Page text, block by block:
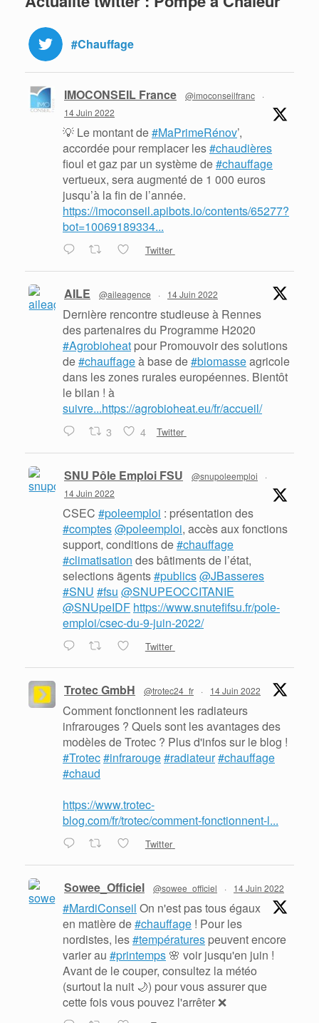
#Chauffage
IMOCONSEIL France @imoconseilfranc
·
14 Juin 2022
💡 Le montant de#MaPrimeRénov’,
accordée pour remplacer les#chaudières
fioul et gaz par un système de#chauffage
vertueux, sera augmenté de 1 000 euros
jusqu’à la fin de l’année.
https://imoconseil.apibots.io/contents/65277?
bot=10069189334...
Twitter
AILE @aileagence · 14 Juin 2022
Dernière rencontre studieuse à Rennes
des partenaires du Programme H2020
#Agrobioheat pour Promouvoir des solutions
de#chauffageà base de#biomasseagricole
dans les zones rurales européennes. Bientôt
le bilan ! à
suivre...https://agrobioheat.eu/fr/accueil/
3 4 Twitter
SNU Pôle Emploi FSU @snupoleemploi
·
14 Juin 2022
CSEC #poleemploi : présentation des
#comptes@poleemploi, accès aux fonctions
support, conditions de#chauffage
#climatisation des bâtiments de l’état,
selections ãgents#publics@JBasseres
#SNU #fsu @SNUPEOCCITANIE
@SNUpeIDF https://www.snutefifsu.fr/pole-
emploi/csec-du-9-juin-2022/
Twitter
Trotec GmbH @trotec24_fr · 14 Juin 2022
Comment fonctionnent les radiateurs
infrarouges ? Quels sont les avantages des
modèles de Trotec ? Plus d'infos sur le blog !
#Trotec#infrarouge#radiateur#chauffage
#chaud
https://www.trotec-
blog.com/fr/trotec/comment-fonctionnent-l...
Twitter
Sowee_Officiel @sowee_officiel · 14 Juin 2022
#MardiConseil On n'est pas tous égaux
en matière de#chauffage ! Pour les
nordistes, les#températures peuvent encore
varier au #printemps 🌸 voir jusqu'en juin !
Avant de le couper, consultez la météo
(surtout la nuit 🌙) pour vous assurer que
cette fois vous pouvez l'arrêter ❌